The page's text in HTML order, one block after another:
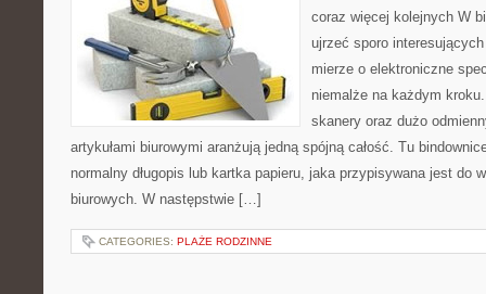
coraz więcej kolejnych W
ujrzeć sporo
mierze o elektroniczne
niemalże na każdym
skanery oraz dużo
artykułami biurowymi aranżują jedną spójną całość. Tu
normalny długopis lub kartka papieru, jaka przypisywana jest do
biurowych. W następstwie […]
CATEGORIES: PLAŻE RODZINNE